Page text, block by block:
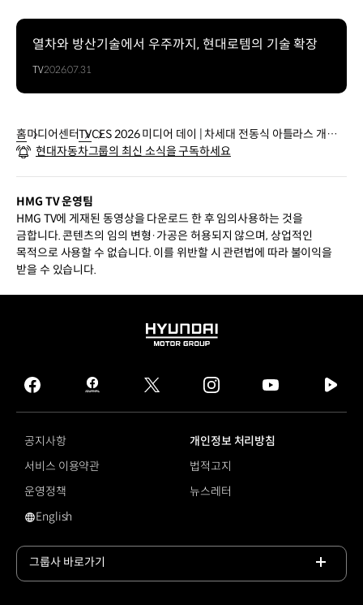
열차와 방산기술에서 우주까지, 현대로템의 기술 확장
TV2026.07.31
홈미디어센터TVCES 2026 미디어 데이 | 차세대 전동식 아틀라스 개발
형 모델 세계 최초 공개
현대자동차그룹의 최신 소식을 구독하세요
HMG TV 운영팀
HMG TV에 게재된 동영상을 다운로드 한 후 임의사용하는 것을
금합니다. 콘텐츠의 임의 변형·가공은 허용되지 않으며, 상업적인
목적으로 사용할 수 없습니다. 이를 위반할 시 관련법에 따라 불이익을
받을 수 있습니다.
HYUNDAI
GROUP
facebook
hmg
journal
twitter instagram
tv
공지사항
개인정보 처리방침
서비스 이용약관
법적고지
운영정책
뉴스레터
영문 사이트로 이동
English
그룹사 바로가기